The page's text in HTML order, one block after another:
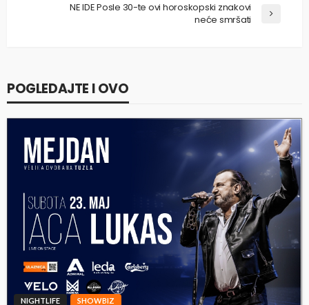
NE IDE Posle 30-te ovi horoskopski znakovi
neće smršati
POGLEDAJTE I OVO
NIGHTLIFE SHOWBIZ